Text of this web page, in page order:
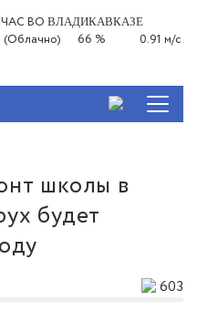
ВОВЛАДИКАВКАЗЕ
(Облачно) 66 % 0.91 м/с
школы в
будет
603